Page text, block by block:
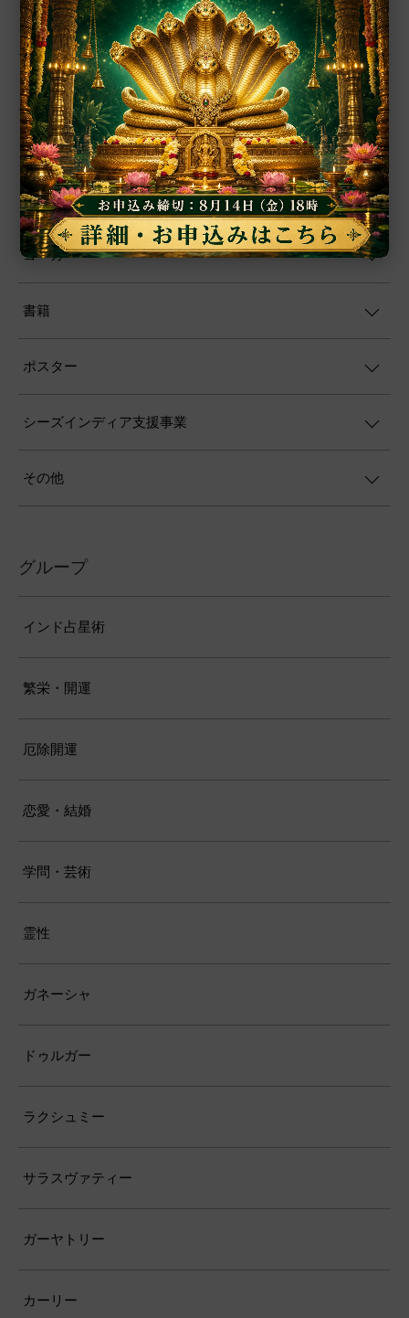
お香
プージャー用品
プージャー・サービス
ファブリック
ヨーガ
書籍
ポスター
シーズインディア支援事業
その他
グループ
インド占星術
繁栄・開運
厄除開運
恋愛・結婚
学問・芸術
霊性
ガネーシャ
ドゥルガー
ラクシュミー
サラスヴァティー
ガーヤトリー
カーリー